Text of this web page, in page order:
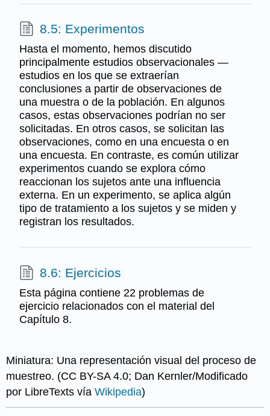
8.5: Experimentos
Hasta el momento, hemos discutido
principalmente estudios observacionales —
estudios en los que se extraerían
conclusiones a partir de observaciones de
una muestra o de la población. En algunos
casos, estas observaciones podrían no ser
solicitadas. En otros casos, se solicitan las
observaciones, como en una encuesta o en
una encuesta. En contraste, es común utilizar
experimentos cuando se explora cómo
reaccionan los sujetos ante una influencia
externa. En un experimento, se aplica algún
tipo de tratamiento a los sujetos y se miden y
registran los resultados.
8.6: Ejercicios
Esta página contiene 22 problemas de
ejercicio relacionados con el material del
Capítulo 8.
Miniatura: Una representación visual del proceso de
muestreo. (CC BY-SA 4.0; Dan Kernler/Modificado
por LibreTexts víaWikipedia)